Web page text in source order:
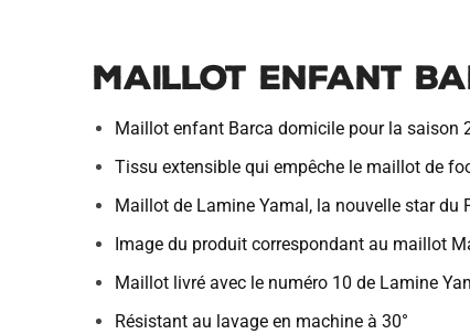
Maillot Enfant
Maillot enfant Barca domicile pour la saison
Tissu extensible qui empêche le maillot de
Maillot de Lamine Yamal, la nouvelle star du
Image du produit correspondant au maillot
Maillot livré avec le numéro 10 de Lamine
Résistant au lavage en machine à 30°